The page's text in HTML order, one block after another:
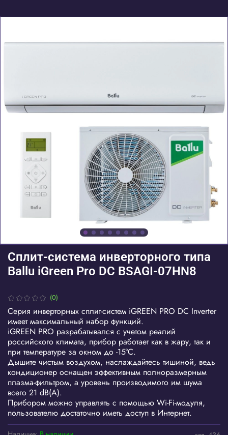
(0)
Сплит-система инверторного типа
Ballu iGreen Pro DC BSAGI-07HN8
Серия инверторных сплит-систем iGREEN PRO DC Inverter
имеет максимальный набор функций.
iGREEN PRO разрабатывался с учетом реалий
российского климата, прибор работает как в жару, так и
при температуре за окном до -15°С.
Дышите чистым воздухом, наслаждайтесь тишиной, ведь
кондиционер оснащен эффективным полноразмерным
плазма-фильтром, а уровень производимого им шума
всего 21 dB(A).
Прибором можно управлять с помощью Wi-Fi-модуля,
пользователю достаточно иметь доступ в Интернет.